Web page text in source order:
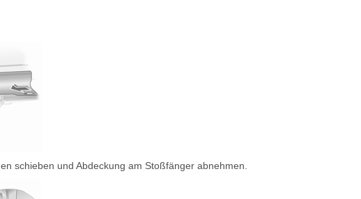
schieben und Abdeckung am Stoßfänger abnehmen.